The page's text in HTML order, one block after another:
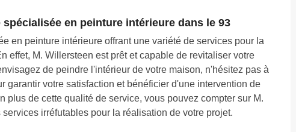
en peinture intérieure dans le 93
en peinture intérieure offrant une variété de services pour la
effet, M. Willersteen est prêt et capable de revitaliser votre
de peindre l'intérieur de votre maison, n'hésitez pas à
garantir votre satisfaction et bénéficier d'une intervention de
plus de cette qualité de service, vous pouvez compter sur M.
irréfutables pour la réalisation de votre projet.